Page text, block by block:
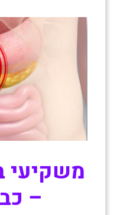
משקיעי
–